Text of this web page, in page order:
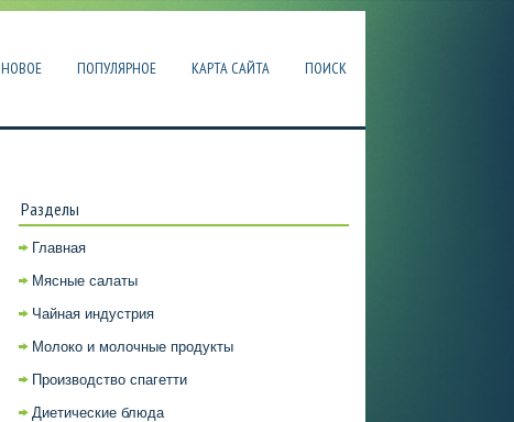
НОВОЕ ПОПУЛЯРНОЕ КАРТА САЙТА ПОИСК
Разделы
Главная
Мясные салаты
Чайная индустрия
Молоко и молочные продукты
Производство спагетти
Диетические блюда